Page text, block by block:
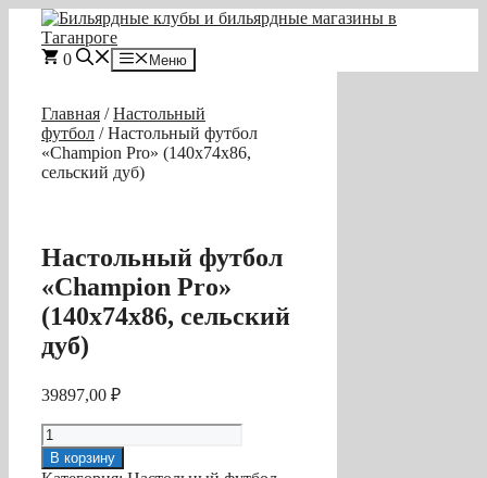
Перейти
содержимому
0 Меню
Главная /Настольный
футбол / Настольный футбол
«Champion Pro» (140х74х86,
сельский дуб)
Настольный футбол
«Champion Pro»
(140х74х86, сельский
дуб)
39897,00 ₽
Количество
товара
Настольный
В корзину